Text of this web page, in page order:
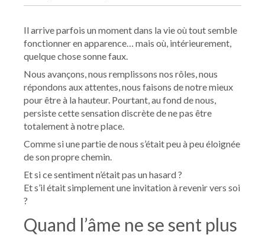
Il arrive parfois un moment dans la vie où tout semble
fonctionner en apparence… mais où, intérieurement,
quelque chose sonne faux.
Nous avançons, nous remplissons nos rôles, nous
répondons aux attentes, nous faisons de notre mieux
pour être à la hauteur. Pourtant, au fond de nous,
persiste cette sensation discrète de ne pas être
totalement à notre place.
Comme si une partie de nous s’était peu à peu éloignée
de son propre chemin.
Et si ce sentiment n’était pas un hasard ?
Et s’il était simplement une invitation à revenir vers soi
?
Quand l’âme ne se sent plus